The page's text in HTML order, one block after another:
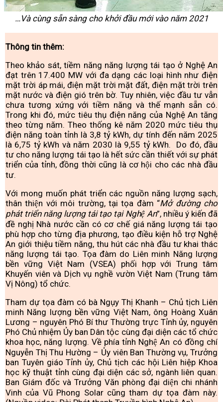
…Và cùng sẵn sàng cho khởi đầu mới vào năm 2021
Thông tin thêm:
Theo khảo sát, tiềm năng năng lượng tái tạo ở Nghệ An
đạt trên 17.400 MW với đa dạng các loại hình như điện
mặt trời áp mái, điện mặt trời mặt đất, điện mặt trời trên
mặt nước và điện gió trên bờ. Tuy nhiên, việc đầu tư vẫn
chưa tương xứng với tiềm năng và thế mạnh sẵn có.
Trong khi đó, mức tiêu thụ điện năng của Nghệ An tăng
theo từng năm. Theo thống kê năm 2020 mức tiêu thụ
điện năng toàn tỉnh là 3,8 tỷ kWh, dự tính đến năm 2025
là 6,75 tỷ kWh và năm 2030 là 9,55 tỷ kWh. Do đó, đầu
tư cho năng lượng tái tạo là hết sức cần thiết với sự phát
triển của tỉnh, đồng thời cũng là cơ hội cho các nhà đầu
tư.
Với mong muốn phát triển các nguồn năng lượng sạch,
thân thiện với môi trường, tại tọa đàm “Mở đường cho
phát triển năng lượng tái tạo tại Nghệ An”, nhiều ý kiến đã
đề nghị Nhà nước cần có cơ chế giá năng lượng tái tạo
phù hợp cho từng địa phương, tạo điều kiện hỗ trợ Nghệ
An giới thiệu tiềm năng, thu hút các nhà đầu tư khai thác
năng lượng tái tạo. Tọa đàm do Liên minh Năng lượng
bền vững Việt Nam (VSEA) phối hợp với Trung tâm
Khuyến viên và Dịch vụ nghề vườn Việt Nam (Trung tâm
Vị Nông) tổ chức.
Tham dự tọa đàm có bà Ngụy Thị Khanh – Chủ tịch Liên
minh Năng lượng bền vững Việt Nam, ông Hoàng Xuân
Lương – nguyên Phó Bí thư Thường trực Tỉnh ủy, nguyên
Phó Chủ nhiệm Ủy ban Dân tộc cùng đại diện các tổ chức
khoa học, năng lượng. Về phía tỉnh Nghệ An có đồng chí
Nguyễn Thị Thu Hường – Ủy viên Ban Thường vụ, Trưởng
ban Tuyên giáo Tỉnh ủy, Chủ tịch các hội Liên hiệp Khoa
học kỹ thuật tỉnh cùng đại diện các sở, ngành liên quan.
Ban Giám đốc và Trưởng Văn phòng đại diện chi nhánh
Vinh của Vũ Phong Solar cũng tham dự tọa đàm này.